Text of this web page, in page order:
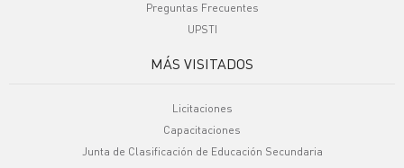
Preguntas Frecuentes
UPSTI
MÁS VISITADOS
Licitaciones
Capacitaciones
Junta de Clasificación de Educación Secundaria